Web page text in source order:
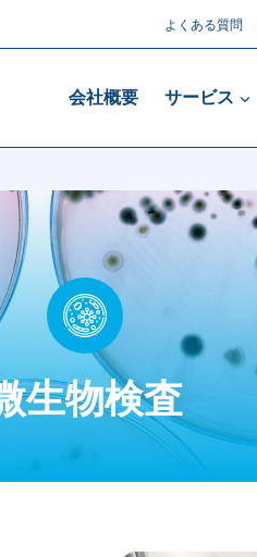
よくある質問
会社概要 サービス
生物検査